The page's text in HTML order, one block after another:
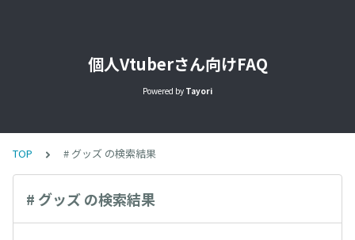
個人Vtuberさん向けFAQ
Powered by Tayori
TOP # グッズ の検索結果
# グッズ の検索結果